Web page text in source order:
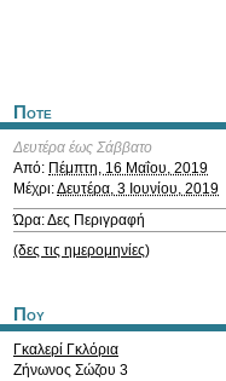
Ποτε
Δευτέρα έως Σάββατο
Από: Πέμπτη, 16 Μαΐου, 2019
Μέχρι:Δευτέρα, 3 Ιουνίου, 2019
Ώρα: Δες Περιγραφή
(δες τις ημερομηνίες)
Που
Γκαλερί Γκλόρια
Ζήνωνος Σώζου 3